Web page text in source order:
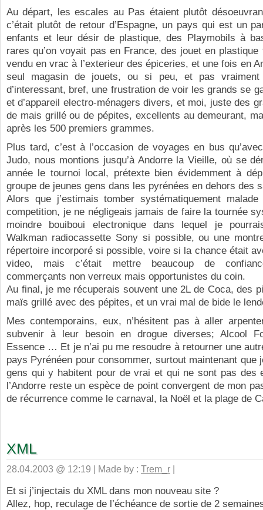
Au départ, les escales au Pas étaient plutôt
c’était plutôt de retour d’Espagne, un pays qui est un
enfants et leur désir de plastique, des Playmobils à
rares qu’on voyait pas en France, des jouet en
vendu en vrac à l’exterieur des épiceries, et une fois en
seul magasin de jouets, ou si peu, et pas vraiment
d’interessant, bref, une frustration de voir les grands se
et d’appareil electro-ménagers divers, et moi, juste des
de mais grillé ou de pépites, excellents au demeurant,
après les 500 premiers grammes.
Plus tard, c’est à l’occasion de voyages en bus
Judo, nous montions jusqu’à Andorre la Vieille, où se
année le tournoi local, prétexte bien évidemment à
groupe de jeunes gens dans les pyrénées en dehors des
Alors que j’estimais tomber systématiquement
competition, je ne négligeais jamais de faire la tournée
moindre bouiboui electronique dans lequel je
Walkman radiocassette Sony si possible, ou une
répertoire incorporé si possible, voire si la chance était
video, mais c’était mettre beaucoup de
commerçants non verreux mais opportunistes du coin.
Au final, je me récuperais souvent une 2L de Coca, des
maïs grillé avec des pépites, et un vrai mal de bide le
Mes contemporains, eux, n’hésitent pas à aller
subvenir à leur besoin en drogue diverses; Alcool
Essence … Et je n’ai pu me resoudre à retourner une
pays Pyrénéen pour consommer, surtout maintenant que
gens qui y habitent pour de vrai et qui ne sont pas des
l’Andorre reste un espèce de point convergent de mon
de récurrence comme le carnaval, la Noël et la plage de
XML
28.04.2003 @ 12:19 | Made by : Trem_r |
Et si j’injectais du XML dans mon nouveau site ?
Allez, hop, reculage de l’échéance de sortie de 2